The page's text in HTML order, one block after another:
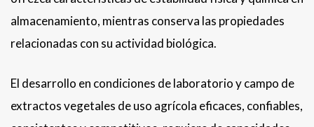
almacenamiento, mientras conserva las propiedades
relacionadas con su actividad biológica.
El desarrollo en condiciones de laboratorio y campo de
extractos vegetales de uso agrícola eficaces, confiables,